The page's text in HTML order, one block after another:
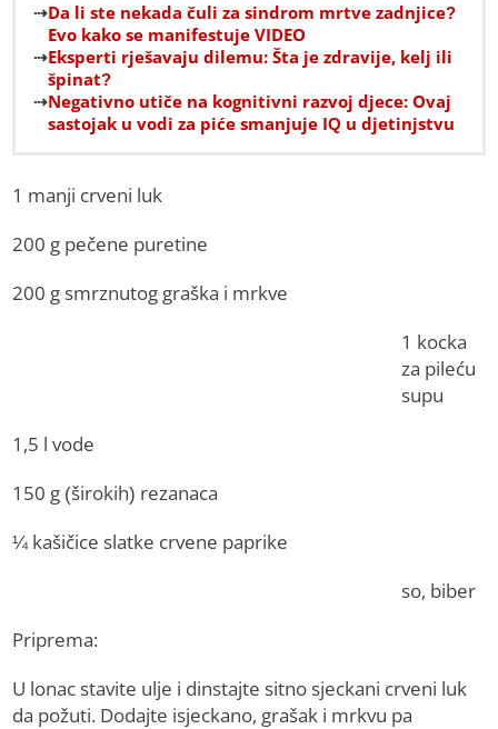
Da li ste nekada čuli za sindrom mrtve zadnjice?
Evo kako se manifestuje VIDEO
Eksperti rješavaju dilemu: Šta je zdravije, kelj ili
špinat?
Negativno utiče na kognitivni razvoj djece: Ovaj
sastojak u vodi za piće smanjuje IQ u djetinjstvu
1 manji crveni luk
200 g pečene puretine
200 g smrznutog graška i mrkve
1 kocka
za pileću
supu
1,5 l vode
150 g (širokih) rezanaca
¼ kašičice slatke crvene paprike
so, biber
Priprema:
U lonac stavite ulje i dinstajte sitno sjeckani crveni luk
da požuti. Dodajte isjeckano, grašak i mrkvu pa